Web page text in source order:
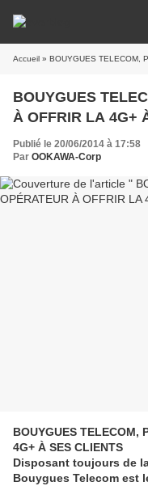
Accueil » BOUYGUES TELECOM,
BOUYGUES
À OFFRIR LA 4G+
Publié le 20/06/2014 à 17:58
Par OOKAWA-Corp
BOUYGUES TELECOM,
4G+ À SES CLIENTS
Disposant toujours de
Bouygues Telecom est